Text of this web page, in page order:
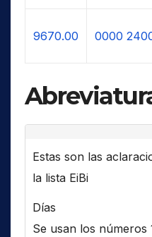
9670.00 0000
Estas son las
la lista EiBi
Días
Se usan los números